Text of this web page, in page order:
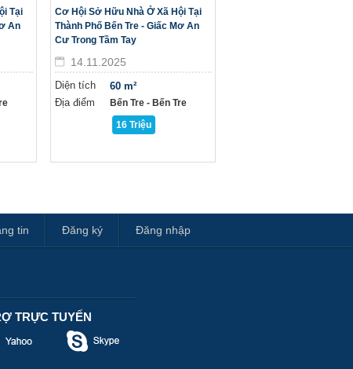
Tại
An
Cơ Hội Sở Hữu Nhà Ở Xã Hội Tại
Thành Phố Bến Tre - Giấc Mơ An
Cư Trong Tầm Tay
14.11.2025
Diện tích
Địa điểm
60 m²
Bến Tre - Bến Tre
16 Triệu
tin Đăng ký Đăng nhập
TRỰC TUYẾN